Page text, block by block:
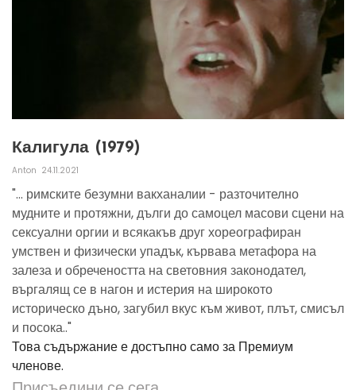
Калигула (1979)
Anton 24.11.2021
"... римските безумни вакханалии - разточително
мудните и протяжни, дълги до самоцел масови сцени на
сексуални оргии и всякакъв друг хореографиран
умствен и физически упадък, кървава метафора на
залеза и обречеността на световния законодател,
въргалящ се в нагон и истерия на широкото
историческо дъно, загубил вкус към живот, плът, смисъл
и посока.."
Това съдържание е достъпно само за Премиум
членове.